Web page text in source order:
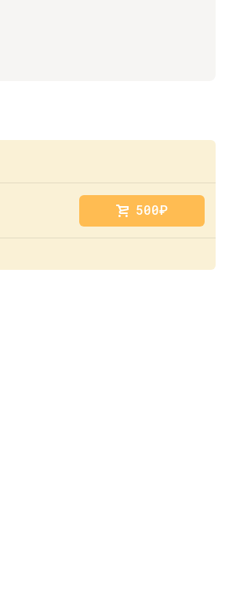
500руб.